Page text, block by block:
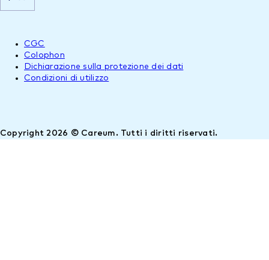
Copyright 2026 © Careum. Tutti i diritti riservati.
CGC
Colophon
Dichiarazione sulla protezione dei dati
Condizioni di utilizzo